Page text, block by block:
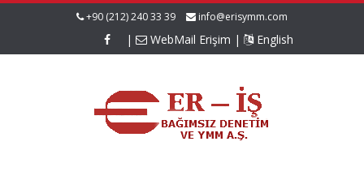
+90 (212) 240 33 39 info@erisymm.com
| WebMail Erişim | English